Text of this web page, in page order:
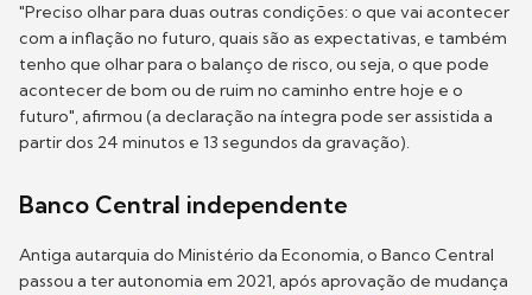
"Preciso olhar para duas outras condições: o que vai acontecer
com a inflação no futuro, quais são as expectativas, e também
tenho que olhar para o balanço de risco, ou seja, o que pode
acontecer de bom ou de ruim no caminho entre hoje e o
futuro", afirmou (a declaração na íntegra pode ser assistida a
partir dos 24 minutos e 13 segundos da gravação).
Banco Central independente
Antiga autarquia do Ministério da Economia, o Banco Central
passou a ter autonomia em 2021, após aprovação de mudança